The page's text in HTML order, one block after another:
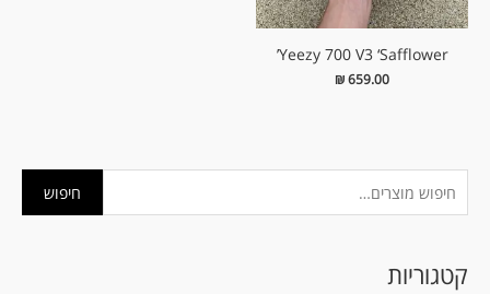
י
ו
חיפוש
קטגוריות
חח
Yeezy 700 V3 ‘Safflower’
₪659.00